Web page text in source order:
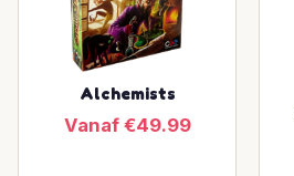
Alchemists
Vanaf €49.99